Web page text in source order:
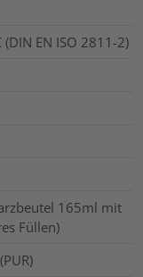
(DIN EN ISO 2811-2)
165ml mit
Füllen)